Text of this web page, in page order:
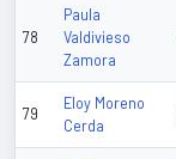
78
Paula
Valdivieso
Zamora
79
Eloy Moreno
Cerda